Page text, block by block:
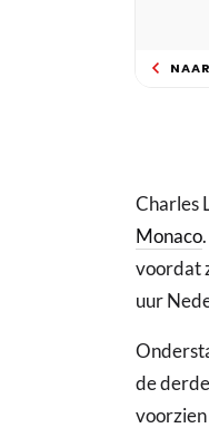
Charles
Monaco
voordat
uur
de
voorzien